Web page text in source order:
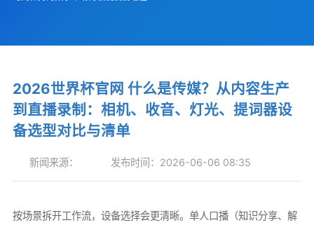
2026世界杯官网 什么是传媒？从内容生产
到直播录制：相机、收音、灯光、提词器设
备选型对比与清单
新闻来源： 发布时间：2026-06-06 08:35
按场景拆开工作流，设备选择会更清晰。单人口播（知识分享、解